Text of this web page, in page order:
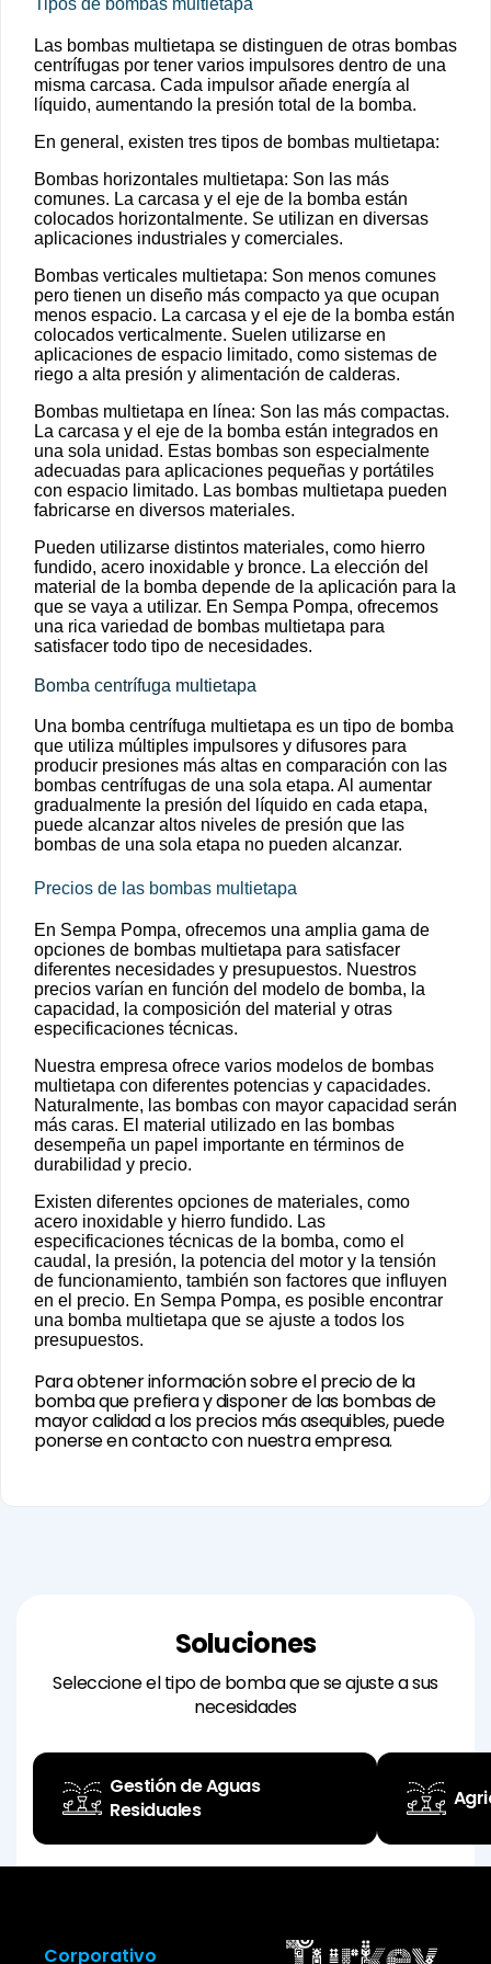
Las bombas multietapa se distinguen de otras bombas
centrífugas por tener varios impulsores dentro de una
misma carcasa. Cada impulsor añade energía al
líquido, aumentando la presión total de la bomba.
En general, existen tres tipos de bombas multietapa:
Bombas horizontales multietapa: Son las más
comunes. La carcasa y el eje de la bomba están
colocados horizontalmente. Se utilizan en diversas
aplicaciones industriales y comerciales.
Bombas verticales multietapa: Son menos comunes
pero tienen un diseño más compacto ya que ocupan
menos espacio. La carcasa y el eje de la bomba están
colocados verticalmente. Suelen utilizarse en
aplicaciones de espacio limitado, como sistemas de
riego a alta presión y alimentación de calderas.
Bombas multietapa en línea: Son las más compactas.
La carcasa y el eje de la bomba están integrados en
una sola unidad. Estas bombas son especialmente
adecuadas para aplicaciones pequeñas y portátiles
con espacio limitado. Las bombas multietapa pueden
fabricarse en diversos materiales.
Pueden utilizarse distintos materiales, como hierro
fundido, acero inoxidable y bronce. La elección del
material de la bomba depende de la aplicación para la
que se vaya a utilizar. En Sempa Pompa, ofrecemos
una rica variedad de bombas multietapa para
satisfacer todo tipo de necesidades.
Bomba centrífuga multietapa
Una bomba centrífuga multietapa es un tipo de bomba
que utiliza múltiples impulsores y difusores para
producir presiones más altas en comparación con las
bombas centrífugas de una sola etapa. Al aumentar
gradualmente la presión del líquido en cada etapa,
puede alcanzar altos niveles de presión que las
bombas de una sola etapa no pueden alcanzar.
Precios de las bombas multietapa
En Sempa Pompa, ofrecemos una amplia gama de
opciones de bombas multietapa para satisfacer
diferentes necesidades y presupuestos. Nuestros
precios varían en función del modelo de bomba, la
capacidad, la composición del material y otras
especificaciones técnicas.
Nuestra empresa ofrece varios modelos de bombas
multietapa con diferentes potencias y capacidades.
Naturalmente, las bombas con mayor capacidad serán
más caras. El material utilizado en las bombas
desempeña un papel importante en términos de
durabilidad y precio.
Existen diferentes opciones de materiales, como
acero inoxidable y hierro fundido. Las
especificaciones técnicas de la bomba, como el
caudal, la presión, la potencia del motor y la tensión
de funcionamiento, también son factores que influyen
en el precio. En Sempa Pompa, es posible encontrar
una bomba multietapa que se ajuste a todos los
presupuestos.
Para obtener información sobre el precio de la
bomba que prefiera y disponer de las bombas de
mayor calidad a los precios más asequibles, puede
ponerse en contacto con nuestra empresa.
Soluciones
Seleccione el tipo de bomba que se ajuste a sus
necesidades
Gestión de Aguas
Residuales
Áreas Especiales (Industria)
Infraestructura-
Superestructura (Sitios de
Corporativo